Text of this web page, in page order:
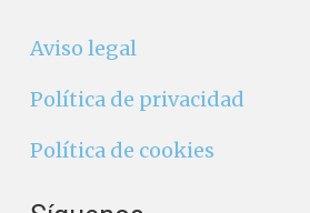
Aviso legal
Política de privacidad
Política de cookies